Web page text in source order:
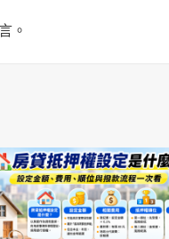
。